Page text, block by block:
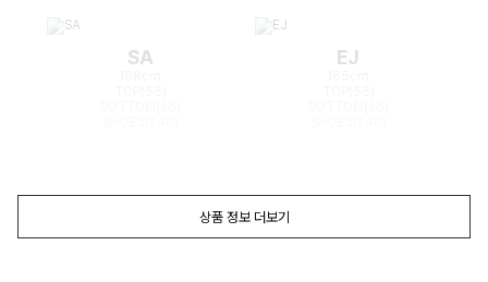
SA EJ
상품 정보 더보기